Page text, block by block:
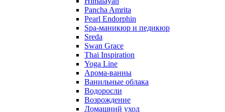
Pancha Amrita
Pearl Endorphin
Spa-маникюр и педикюр
Sreda
Swan Grace
Thai Inspiration
Yoga Line
Арома-ванны
Ванильные облака
Водоросли
Возрождение
Домашний уход